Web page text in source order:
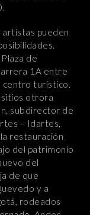
artistas pueden
de
1A entre
centro turístico.
sitios otrora
subdirector de
– Idartes,
restauración
del patrimonio
del
de que
y a
rodeados